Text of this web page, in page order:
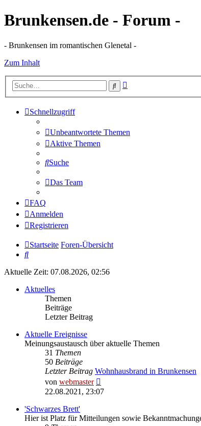
Brunkensen.de - Forum -
- Brunkensen im romantischen Glenetal -
Zum Inhalt
Suche
Schnellzugriff
Unbeantwortete Themen
Aktive Themen
Suche
Das Team
FAQ
Anmelden
Registrieren
Startseite Foren-Übersicht
Suche
Aktuelle Zeit: 07.08.2026, 02:56
Aktuelles
Themen
Beiträge
Letzter Beitrag
Aktuelle Ereignisse
Meinungsaustausch über aktuelle Themen
31 Themen
50 Beiträge
Letzter Beitrag Wohnhausbrand in Brunkensen
von webmaster
Beitrag
22.08.2021, 23:07
'Schwarzes Brett'
Hier ist Platz für Mitteilungen sowie